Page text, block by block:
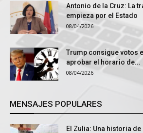
Antonio de la Cruz: La
empieza por el Estado
08/04/2026
Trump consigue votos
aprobar el horario de...
08/04/2026
MENSAJES POPULARES
El Zulia: Una historia